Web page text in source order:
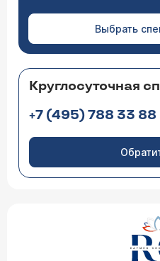
Выбрать
Круглосуточная
+7 (495) 788 33 88